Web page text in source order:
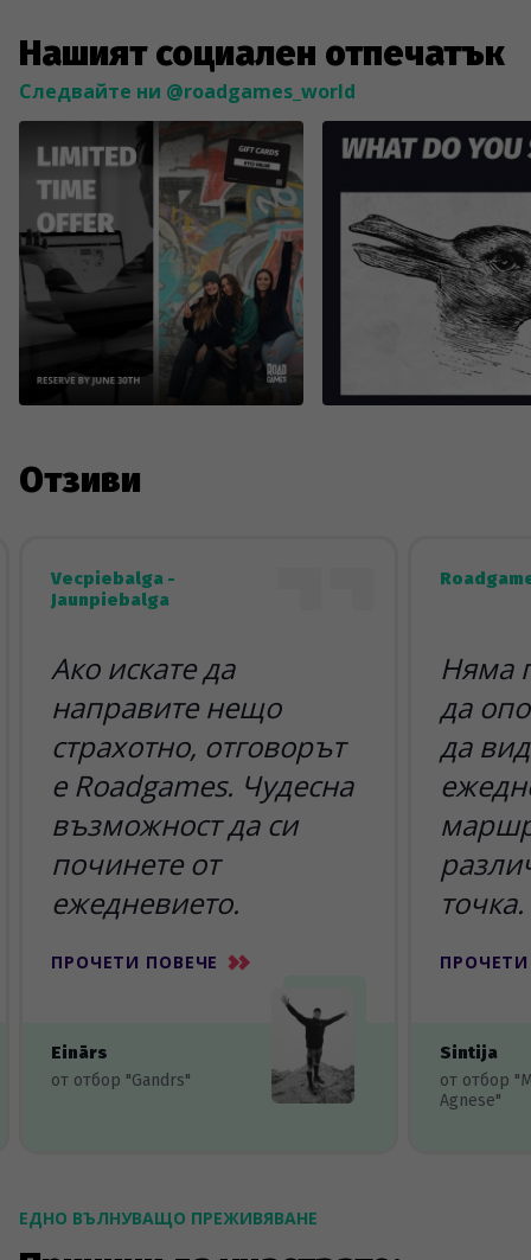
Нашият социален отпечатък
Следвайте ни @roadgames_world
Отзиви
Vecpiebalga -
Jaunpiebalga
Ако искате да
направите нещо
страхотно, отговорът
е Roadgames. Чудесна
възможност да си
починете от
ежедневието.
ПРОЧЕТИ ПОВЕЧЕ
Einārs
от отбор "Gandrs"
Няма
да
да
точка.
Sintija
от отбор
Agnese"
ЕДНО ВЪЛНУВАЩО ПРЕЖИВЯВАНЕ